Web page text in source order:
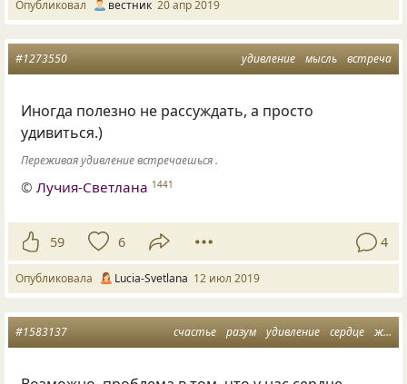
Опубликовал вестник 20 апр 2019
удивление мысль встреча
#1273550
Иногда полезно не рассуждать, а просто
удивиться.)
Переживая удивление встречаешься .
©Лучия-Светлана 1441
59 6 4
Опубликовала Lucia-Svetlana 12 июл 2019
счастье разум удивление сердце живи
#1583137